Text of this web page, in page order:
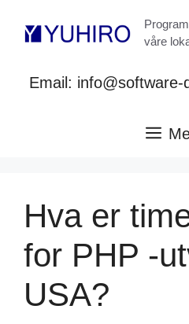
våre
Email:
Hva er
for PHP -
USA?